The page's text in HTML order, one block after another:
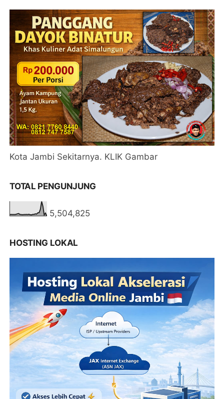
Kota Jambi Sekitarnya. KLIK Gambar
TOTAL PENGUNJUNG
5,504,825
HOSTING LOKAL